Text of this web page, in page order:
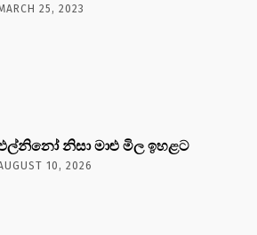
25, 2023
නිසා මාළු මිල ඉහළට
10, 2026